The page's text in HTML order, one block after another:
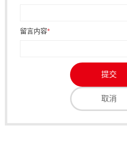
留言内容*